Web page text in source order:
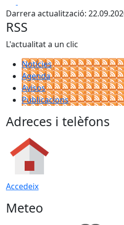
Darrera actualització:
RSS
L'actualitat a un clic
Notícies
Agenda
Avisos
Publicacions
Adreces i telèfons
Accedeix
Meteo